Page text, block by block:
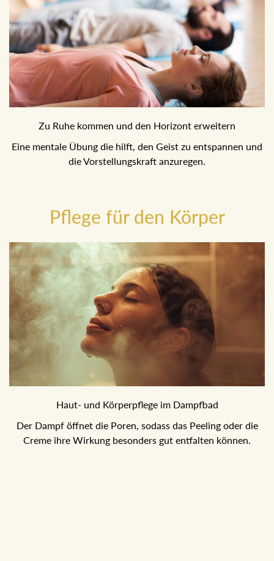
Zu Ruhe kommen und den Horizont erweitern
Eine mentale Übung die hilft, den Geist zu entspannen und
die Vorstellungskraft anzuregen.
Pflege für den Körper
Haut- und Körperpflege im Dampfbad
Der Dampf öffnet die Poren, sodass das Peeling oder die
Creme ihre Wirkung besonders gut entfalten können.